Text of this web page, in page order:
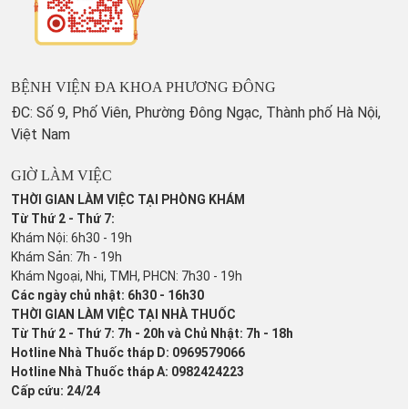
BỆNH VIỆN ĐA KHOA PHƯƠNG ĐÔNG
ĐC: Số 9, Phố Viên, Phường Đông Ngạc, Thành phố Hà Nội,
Việt Nam
GIỜ LÀM VIỆC
THỜI GIAN LÀM VIỆC TẠI PHÒNG KHÁM
Từ Thứ 2 - Thứ 7:
Khám Nội: 6h30 - 19h
Khám Sản: 7h - 19h
Khám Ngoại, Nhi, TMH, PHCN: 7h30 - 19h
Các ngày chủ nhật: 6h30 - 16h30
THỜI GIAN LÀM VIỆC TẠI NHÀ THUỐC
Từ Thứ 2 - Thứ 7: 7h - 20h và Chủ Nhật: 7h - 18h
Hotline Nhà Thuốc tháp D: 0969579066
Hotline Nhà Thuốc tháp A: 0982424223
Cấp cứu: 24/24